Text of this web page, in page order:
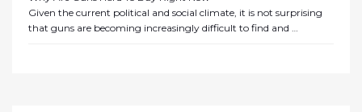
Given the current political and social climate, it is not surprising
that guns are becoming increasingly difficult to find and …